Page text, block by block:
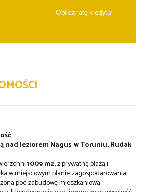
Oblicz ratę kredytu
nad Jeziorem Nagus w Toruniu, Rudak
1009 m2,z prywatną plażą i
w miejscowym planie zagospodarowania
pod zabudowę mieszkaniową